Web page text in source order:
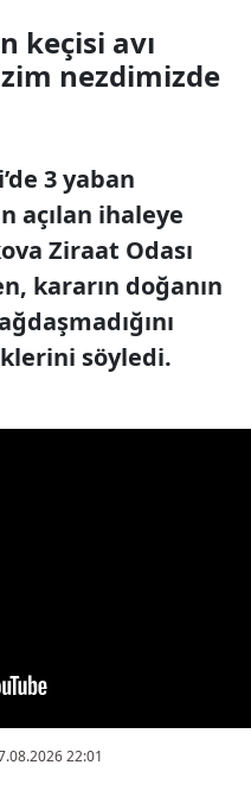
keçisi avı
nezdimizde
3 yaban
açılan ihaleye
Ziraat Odası
kararın doğanın
söyledi.
22:01